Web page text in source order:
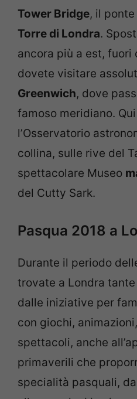
Tower Bridge, il
Torre di Londra.
ancora più a est,
dovete visitare
Greenwich, dove
famoso meridiano.
l’Osservatorio
collina, sulle rive del
spettacolare Museo
del Cutty Sark.
Pasqua 2018 a
Durante il periodo
trovate a Londra tante
dalle iniziative per
con giochi,
spettacoli, anche
primaverili che
specialità pasquali,